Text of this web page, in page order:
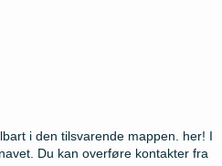
i den tilsvarende mappen. her! I
Du kan overføre kontakter fra